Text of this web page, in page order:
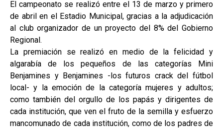
El campeonato se realizó entre el 13 de marzo y primero
de abril en el Estadio Municipal, gracias a la adjudicación
al club organizador de un proyecto del 8% del Gobierno
Regional.
La premiación se realizó en medio de la felicidad y
algarabía de los pequeños de las categorías Mini
Benjamines y Benjamines -los futuros crack del fútbol
local- y la emoción de la categoría mujeres y adultos;
como también del orgullo de los papás y dirigentes de
cada institución, que ven el fruto de la semilla y esfuerzo
mancomunado de cada institución, como de los padres de